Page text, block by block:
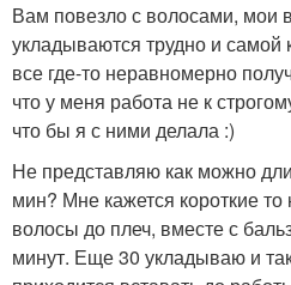
Вам повезло с волосами, мои
укладываются трудно и самой
все где-то неравномерно
что у меня работа не к
что бы я с ними делала :)
Не представляю как можно
мин? Мне кажется короткие
волосы до плеч, вместе с
минут. Еще 30 укладываю и